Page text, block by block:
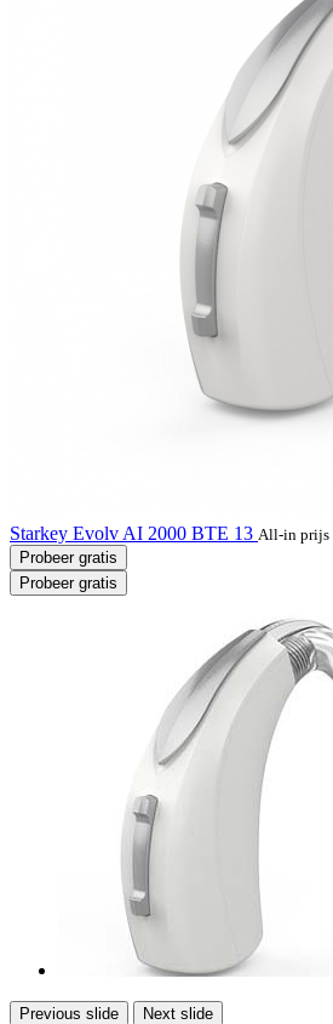
Starkey Evolv AI 2000 BTE 13 All-in prijs
Probeer gratis
Probeer gratis
Previous slide Next slide